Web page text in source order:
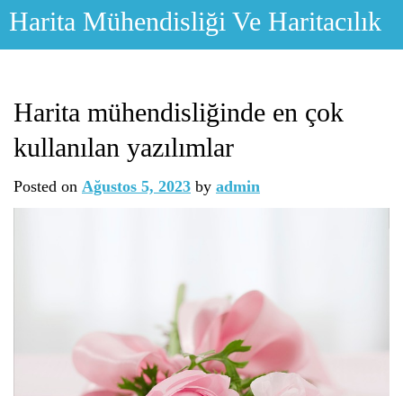
Skip
Harita Mühendisliği Ve Haritacılık
Harita mühendisliğinde en çok
kullanılan yazılımlar
Posted on Ağustos 5, 2023 by admin